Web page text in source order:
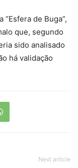
“Esfera de Buga”,
que, segundo
sido analisado
há validação
Next article